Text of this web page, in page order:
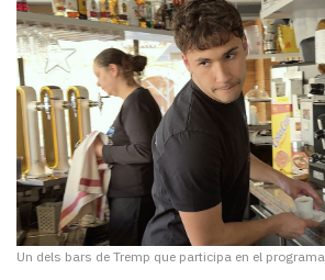
Un dels bars de Tremp que participa en el programa